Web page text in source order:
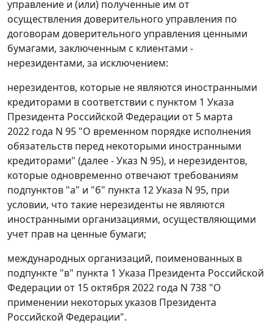
управление и (или) полученные им от
осуществления доверительного управления по
договорам доверительного управления ценными
бумагами, заключенным с клиентами -
нерезидентами, за исключением:
нерезидентов, которые не являются иностранными
кредиторами в соответствии с пунктом 1 Указа
Президента Российской Федерации от 5 марта
2022 года N 95 "О временном порядке исполнения
обязательств перед некоторыми иностранными
кредиторами" (далее - Указ N 95), и нерезидентов,
которые одновременно отвечают требованиям
подпунктов "а" и "б" пункта 12 Указа N 95, при
условии, что такие нерезиденты не являются
иностранными организациями, осуществляющими
учет прав на ценные бумаги;
международных организаций, поименованных в
подпункте "в" пункта 1 Указа Президента Российской
Федерации от 15 октября 2022 года N 738 "О
применении некоторых указов Президента
Российской Федерации".